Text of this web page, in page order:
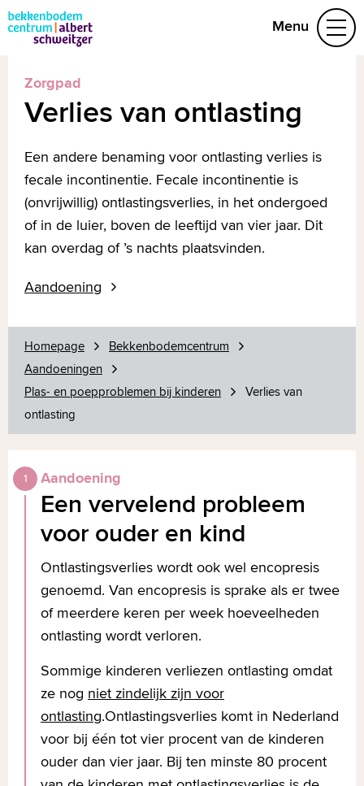
Menu
Behandelteam
Folders
Vragen
Afspraak maken
(078) 654 29 53
Zorgpad
Verlies van ontlasting
Een andere benaming voor ontlasting verlies is
fecale incontinentie. Fecale incontinentie is
(onvrijwillig) ontlastingsverlies, in het ondergoed
of in de luier, boven de leeftijd van vier jaar. Dit
kan overdag of ’s nachts plaatsvinden.
Aandoening
Homepage
Bekkenbodemcentrum
Aandoeningen
Plas- en poepproblemen bij kinderen
Verlies van
ontlasting
Aandoening
Een vervelend probleem
voor ouder en kind
Ontlastingsverlies wordt ook wel encopresis
genoemd. Van encopresis is sprake als er twee
of meerdere keren per week hoeveelheden
ontlasting wordt verloren.
Sommige kinderen verliezen ontlasting omdat
ze nog niet zindelijk zijn voor
ontlasting.Ontlastingsverlies komt in Nederland
voor bij één tot vier procent van de kinderen
ouder dan vier jaar. Bij ten minste 80 procent